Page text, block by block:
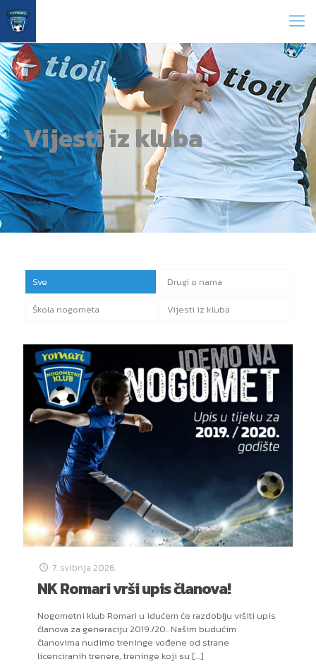
Vijesti iz kluba
Sve Drugi o nama
Škola nogometa Vijesti iz kluba
7. svibnja 2026.
NK Romari vrši upis članova!
Nogometni klub Romari u idućem će razdoblju vršiti upis
članova za generaciju 2019./20.. Našim budućim
članovima nudimo treninge vođene od strane
licenciranih trenera, treninge koji su […]